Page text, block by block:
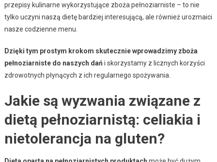
przepisy kulinarne wykorzystujące zboża pełnoziarniste – to nie
tylko uczyni naszą dietę bardziej interesującą, ale również urozmaici
nasze codzienne menu.
Dzięki tym prostym krokom skutecznie wprowadzimy zboża
pełnoziarniste do naszych dań i skorzystamy z licznych korzyści
zdrowotnych płynących z ich regularnego spożywania.
Jakie są wyzwania związane z
dietą pełnoziarnistą: celiakia i
nietolerancja na gluten?